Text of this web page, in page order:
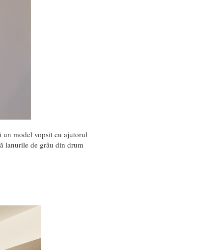
un model vopsit cu ajutorul
lanurile de grâu din drum